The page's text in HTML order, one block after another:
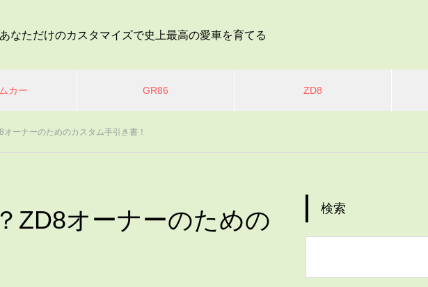
あなただけのカスタマイズで史上最高の愛車を育てる
カー GR86 ZD8
ーナーのためのカスタム手引き書！
ZD8オーナーのための 検索